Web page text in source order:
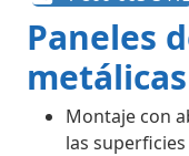
Paneles
Montaje con
las